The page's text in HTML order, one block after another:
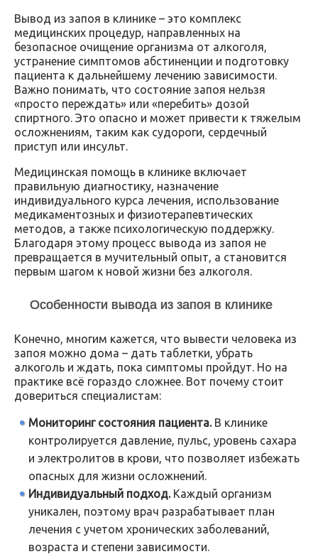
Вывод из запоя в клинике – это комплекс
медицинских процедур, направленных на
безопасное очищение организма от алкоголя,
устранение симптомов абстиненции и подготовку
пациента к дальнейшему лечению зависимости.
Важно понимать, что состояние запоя нельзя
«просто переждать» или «перебить» дозой
спиртного. Это опасно и может привести к тяжелым
осложнениям, таким как судороги, сердечный
приступ или инсульт.
Медицинская помощь в клинике включает
правильную диагностику, назначение
индивидуального курса лечения, использование
медикаментозных и физиотерапевтических
методов, а также психологическую поддержку.
Благодаря этому процесс вывода из запоя не
превращается в мучительный опыт, а становится
первым шагом к новой жизни без алкоголя.
Особенности вывода из запоя в клинике
Конечно, многим кажется, что вывести человека из
запоя можно дома – дать таблетки, убрать
алкоголь и ждать, пока симптомы пройдут. Но на
практике всё гораздо сложнее. Вот почему стоит
довериться специалистам:
Мониторинг состояния пациента.В клинике
контролируется давление, пульс, уровень сахара
и электролитов в крови, что позволяет избежать
опасных для жизни осложнений.
Индивидуальный подход.Каждый организм
уникален, поэтому врач разрабатывает план
лечения с учетом хронических заболеваний,
возраста и степени зависимости.